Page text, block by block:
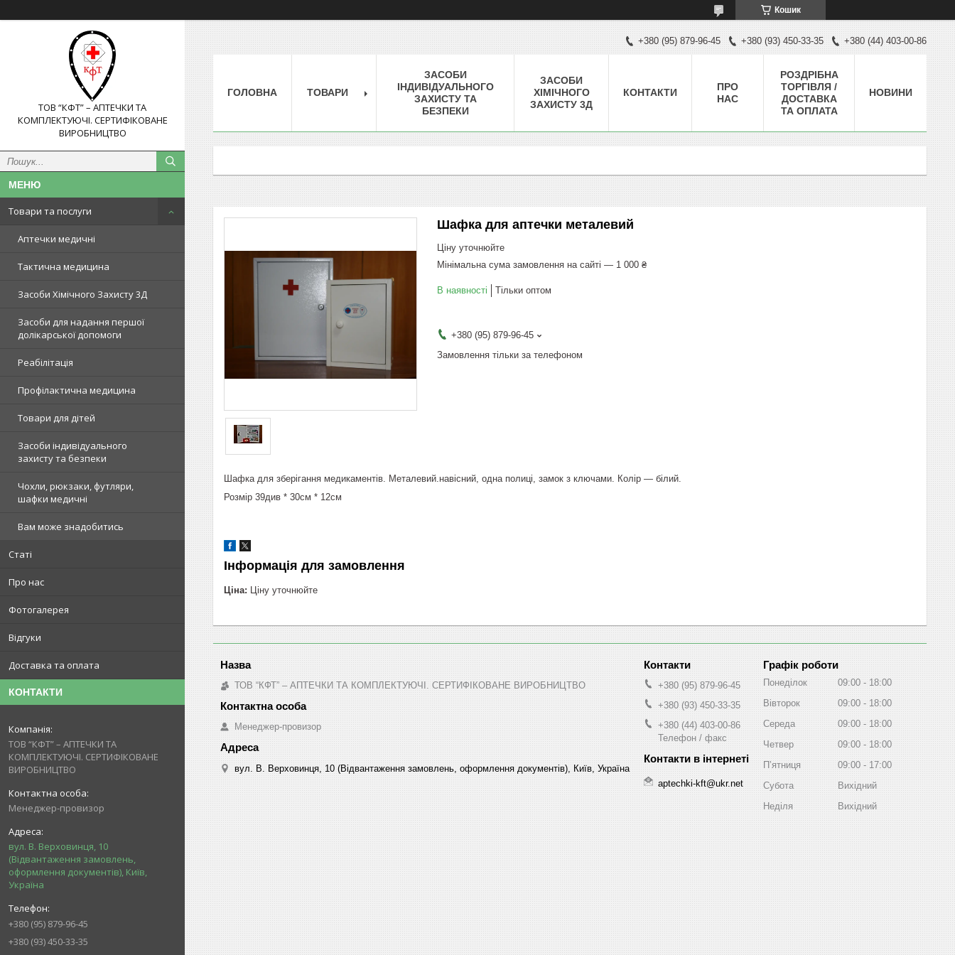
Кошик
ТОВ “КФТ” – АПТЕЧКИ ТА
КОМПЛЕКТУЮЧІ. СЕРТИФІКОВАНЕ
ВИРОБНИЦТВО
Товари та послуги
Аптечки медичні
Тактична медицина
Засоби Хімічного Захисту 3Д
Засоби для надання першої
долікарської допомоги
Реабілітація
Профілактична медицина
Товари для дітей
Засоби індивідуального
захисту та безпеки
Чохли, рюкзаки, футляри,
шафки медичні
Вам може знадобитись
Статі
Про нас
Фотогалерея
Відгуки
Доставка та оплата
КОНТАКТИ
ТОВ “КФТ” – АПТЕЧКИ ТА
КОМПЛЕКТУЮЧІ. СЕРТИФІКОВАНЕ
ВИРОБНИЦТВО
Менеджер-провизор
вул. В. Верховинця, 10
(Відвантаження замовлень,
оформлення документів), Київ,
Україна
+380 (95) 879-96-45
+380 (93) 450-33-35
+380 (95) 879-96-45 +380 (93) 450-33-35 +380 (44) 403-00-86
ГОЛОВНА ТОВАРИ
ЗАСОБИ
ІНДИВІДУАЛЬНОГО
ЗАХИСТУ ТА
БЕЗПЕКИ
ЗАСОБИ
ХІМІЧНОГО
ЗАХИСТУ 3Д
КОНТАКТИ
ПРО
НАС
РОЗДРІБНА
ТОРГІВЛЯ /
ДОСТАВКА
ТА ОПЛАТА
НОВИНИ
Шафка для аптечки металевий
Ціну уточнюйте
Мінімальна сума замовлення на сайті — 1 000 ₴
В наявності Тільки оптом
+380 (95) 879-96-45
Замовлення тільки за телефоном
Шафка для зберігання медикаментів. Металевий.навісний, одна полиці, замок з ключами. Колір ― білий.
Розмір 39див * 30см * 12см
Інформація для замовлення
Ціна: Ціну уточнюйте
ТОВ “КФТ” – АПТЕЧКИ ТА КОМПЛЕКТУЮЧІ. СЕРТИФІКОВАНЕ ВИРОБНИЦТВО
Менеджер-провизор
вул. В. Верховинця, 10 (Відвантаження замовлень, оформлення документів), Київ, Україна
+380 (95) 879-96-45
+380 (93) 450-33-35
+380 (44) 403-00-86
Телефон / факс
aptechki-kft@ukr.net
Графік роботи
Понеділок 09:00
18:00
Вівторок
09:00
18:00
Середа
09:00
18:00
Четвер
09:00
18:00
Пʼятниця
09:00
17:00
Субота
Вихідний
Неділя
Вихідний